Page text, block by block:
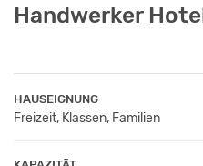
Handwerker
HAUSEIGNUNG
Freizeit, Klassen, Familien